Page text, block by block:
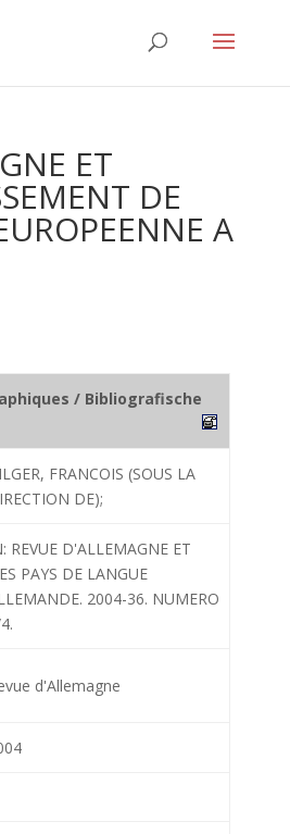
ET
DE
A
/ Bibliografische
FRANCOIS (SOUS LA
DE);
REVUE D'ALLEMAGNE ET
PAYS DE LANGUE
2004-36. NUMERO
d'Allemagne